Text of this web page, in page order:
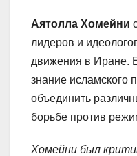
Аятолла Хомейни
лидеров и
движения в Иране.
знание исламского
объединить
борьбе против
Хомейни был